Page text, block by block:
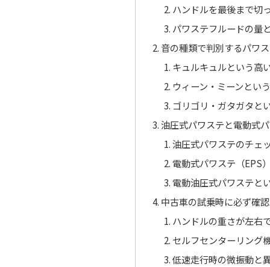
ハンドルを最後まで切
パワステフルードの量
音の種類で判別するパワ
キュルキュルという高
ウィーン・ミーンとい
ゴリゴリ・ガタガタと
油圧式パワステと電動式
油圧式パワステのチェ
電動式パワステ（EPS
電動油圧式パワステと
中古車の試乗時に必ず確
ハンドルの重さが左右
セルフセンターリング
低速走行時の微振動と